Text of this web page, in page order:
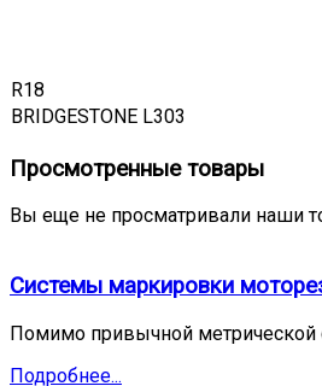
R18
BRIDGESTONE L303
Просмотренные товары
Вы еще не просматривали наши
Системы маркировки
Помимо привычной метрической
Подробнее...